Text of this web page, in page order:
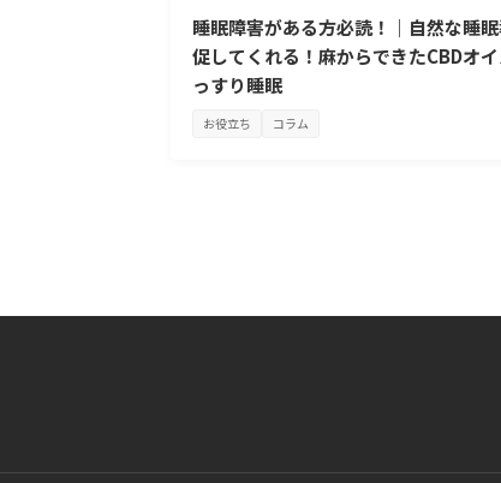
睡眠障害がある方必読！｜自然な睡
促してくれる！麻からできたCBDオ
っすり睡眠
お役立ち コラム